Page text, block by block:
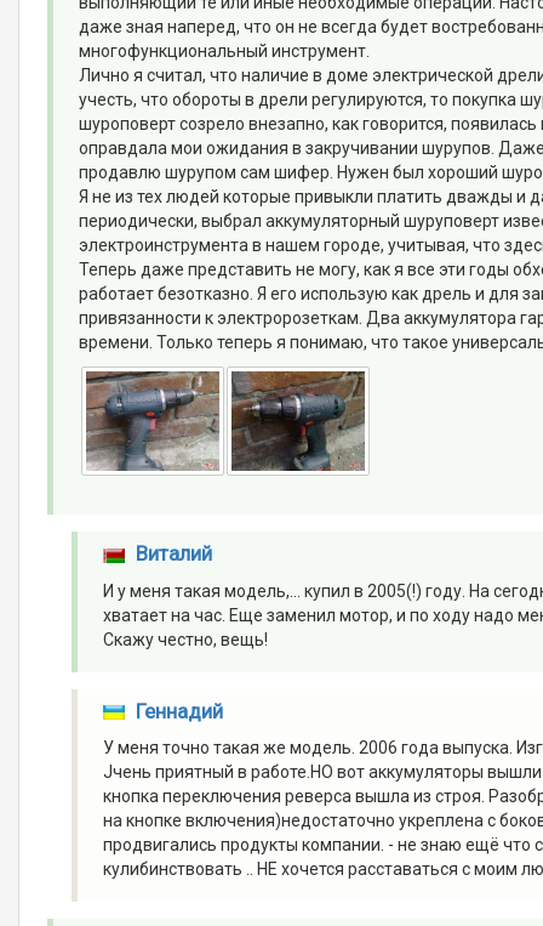
даже зная наперед, что он не всегда будет
многофункциональный инструмент.
Лично я считал, что наличие в доме электрической
учесть, что обороты в дрели регулируются, то покупка
шуроповерт созрело внезапно, как говорится,
оправдала мои ожидания в закручивании шурупов.
продавлю шурупом сам шифер. Нужен был хороший
Я не из тех людей которые привыкли платить дважды и
периодически, выбрал аккумуляторный шуруповерт
электроинструмента в нашем городе, учитывая, что
Теперь даже представить не могу, как я все эти годы
работает безотказно. Я его использую как дрель и для
привязанности к электророзеткам. Два аккумулятора
времени. Только теперь я понимаю, что такое
Виталий
И у меня такая модель,... купил в 2005(!) году. На
хватает на час. Еще заменил мотор, и по ходу надо
Скажу честно, вещь!
Геннадий
У меня точно такая же модель. 2006 года выпуска.
Jчень приятный в работе.НО вот аккумуляторы
кнопка переключения реверса вышла из строя.
на кнопке включения)недостаточно укреплена с
продвигались продукты компании. - не знаю ещё что
кулибинствовать .. НЕ хочется расставаться с моим